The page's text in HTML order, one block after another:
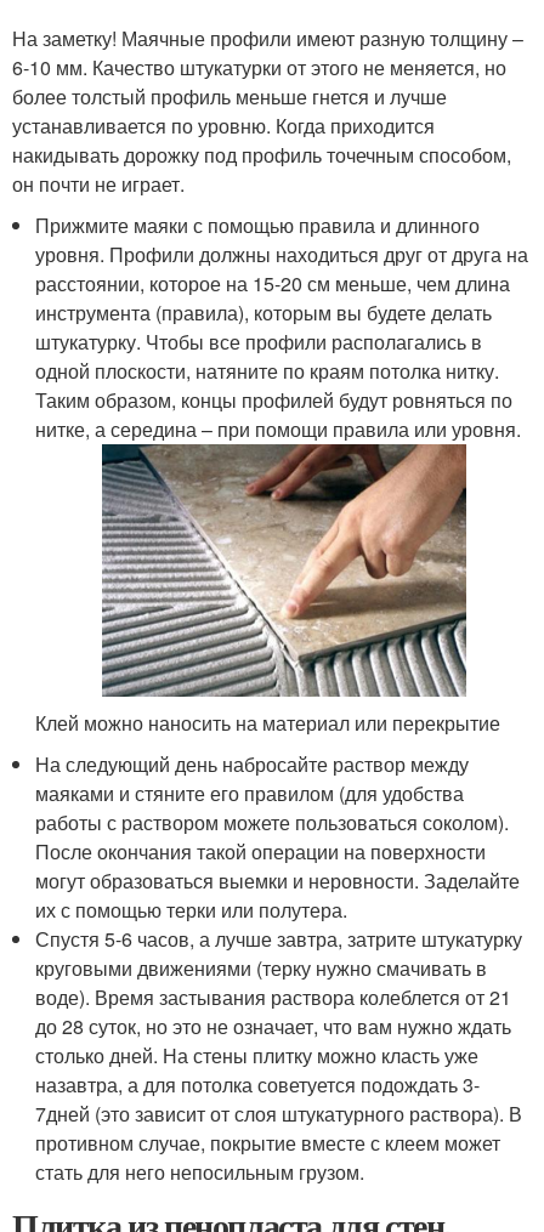
На заметку! Маячные профили имеют разную толщину –
6-10 мм. Качество штукатурки от этого не меняется, но
более толстый профиль меньше гнется и лучше
устанавливается по уровню. Когда приходится
накидывать дорожку под профиль точечным способом,
он почти не играет.
Прижмите маяки с помощью правила и длинного
уровня. Профили должны находиться друг от друга на
расстоянии, которое на 15-20 см меньше, чем длина
инструмента (правила), которым вы будете делать
штукатурку. Чтобы все профили располагались в
одной плоскости, натяните по краям потолка нитку.
Таким образом, концы профилей будут ровняться по
нитке, а середина – при помощи правила или уровня.
Клей можно наносить на материал или перекрытие
На следующий день набросайте раствор между
маяками и стяните его правилом (для удобства
работы с раствором можете пользоваться соколом).
После окончания такой операции на поверхности
могут образоваться выемки и неровности. Заделайте
их с помощью терки или полутера.
Спустя 5-6 часов, а лучше завтра, затрите штукатурку
круговыми движениями (терку нужно смачивать в
воде). Время застывания раствора колеблется от 21
до 28 суток, но это не означает, что вам нужно ждать
столько дней. На стены плитку можно класть уже
назавтра, а для потолка советуется подождать 3-
7дней (это зависит от слоя штукатурного раствора). В
противном случае, покрытие вместе с клеем может
стать для него непосильным грузом.